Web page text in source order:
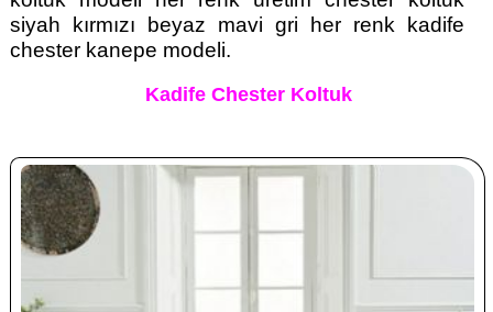
siyah kırmızı beyaz mavi gri her renk kadife
chester kanepe modeli.
Kadife Chester Koltuk